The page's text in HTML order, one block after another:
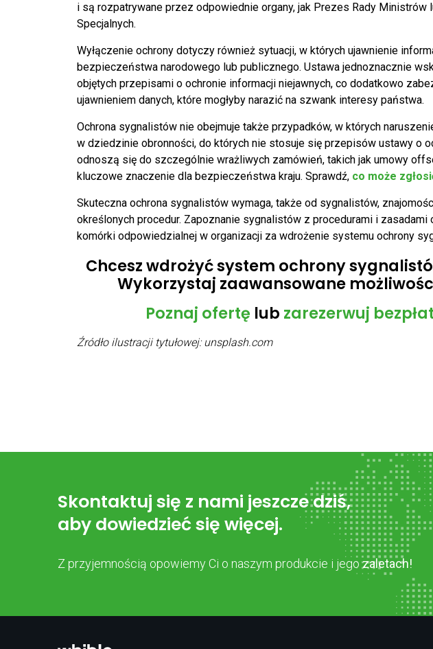
i są rozpatrywane przez odpowiednie organy, jak Prezes Rady Ministrów
Specjalnych.
Wyłączenie ochrony dotyczy również sytuacji, w których ujawnienie
bezpieczeństwa narodowego lub publicznego. Ustawa jednoznacznie
objętych przepisami o ochronie informacji niejawnych, co dodatkowo
ujawnieniem danych, które mogłyby narazić na szwank interesy państwa.
Ochrona sygnalistów nie obejmuje także przypadków, w których
w dziedzinie obronności, do których nie stosuje się przepisów ustawy o
odnoszą się do szczególnie wrażliwych zamówień, takich jak umowy
kluczowe znaczenie dla bezpieczeństwa kraju. Sprawdź, co może
Skuteczna ochrona sygnalistów wymaga, także od sygnalistów,
określonych procedur. Zapoznanie sygnalistów z procedurami i
komórki odpowiedzialnej w organizacji za wdrożenie systemu ochrony
Chcesz wdrożyć system ochrony
Wykorzystaj zaawansowane
Poznaj ofertę lub zarezerwuj
Źródło ilustracji tytułowej: unsplash.com
Skontaktuj się z nami jeszcze dziś,
aby dowiedzieć się więcej.
Z przyjemnością opowiemy Ci o naszym produkcie i jegozaletach!